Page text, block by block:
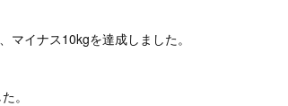
マイナス10kgを達成しました。
。